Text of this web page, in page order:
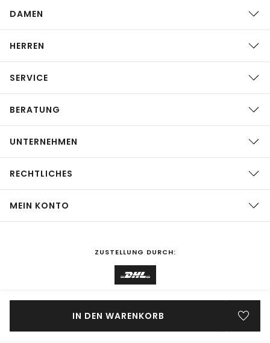
IN DEN WARENKORB
DAMEN
HERREN
SERVICE
BERATUNG
UNTERNEHMEN
RECHTLICHES
MEIN KONTO
ZUSTELLUNG DURCH: